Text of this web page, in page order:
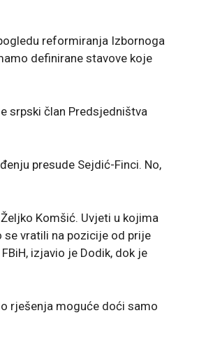
reformiranja Izbornoga
definirane stavove koje
srpski član Predsjedništva
presude Sejdić-Finci. No,
Komšić. Uvjeti u kojima
vratili na pozicije od prije
izjavio je Dodik, dok je
rješenja moguće doći samo